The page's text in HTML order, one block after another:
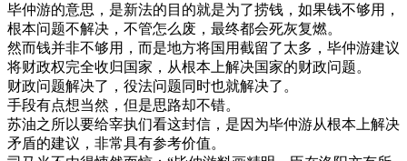
毕仲游的意思，是新法的目的就是为了捞钱，如果钱不够用，
根本问题不解决，不管怎么废，最终都会死灰复燃。
然而钱并非不够用，而是地方将国用截留了太多，毕仲游建议
将财政权完全收归国家，从根本上解决国家的财政问题。
财政问题解决了，役法问题同时也就解决了。
手段有点想当然，但是思路却不错。
苏油之所以要给宰执们看这封信，是因为毕仲游从根本上解决
矛盾的建议，非常具有参考价值。